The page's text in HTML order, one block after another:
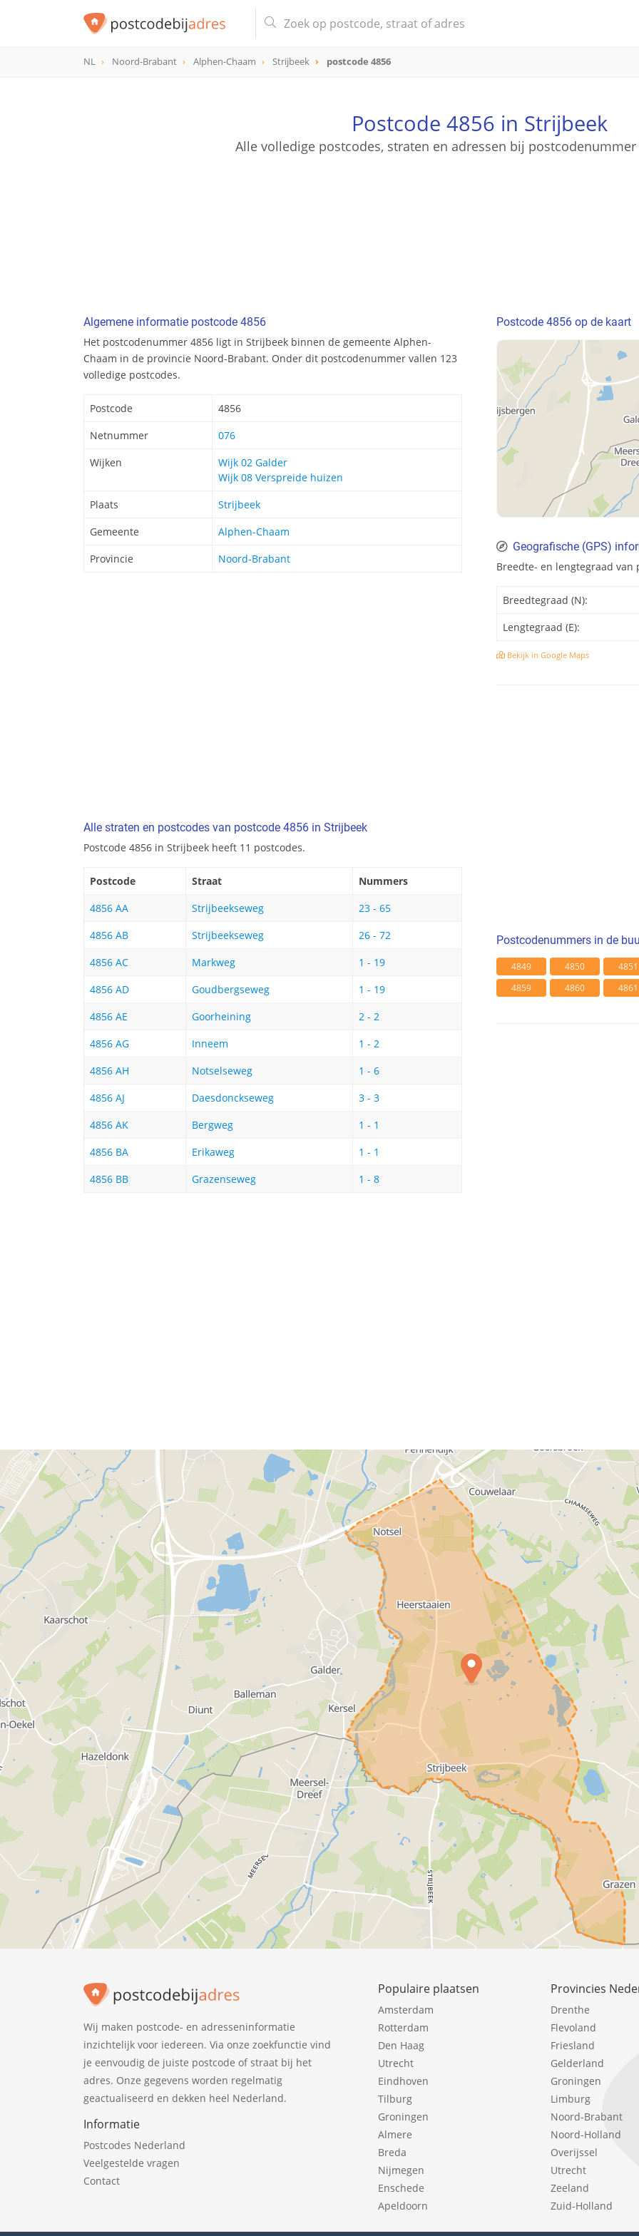
4856
NL Noord-Brabant Alphen-Chaam Strijbeek postcode 4856
Postcode 4856 in Strijbeek
Alle volledige postcodes, straten en adressen bij postcodenummer
Algemene informatie postcode 4856
Het postcodenummer 4856 ligt in Strijbeek binnen de gemeente Alphen-
Chaam in de provincie Noord-Brabant. Onder dit postcodenummer vallen 123
volledige postcodes.
Postcode
4856
Netnummer
076
Wijken
Wijk 02 Galder
Wijk 08 Verspreide huizen
Plaats
Strijbeek
Gemeente
Alphen-Chaam
Provincie
Noord-Brabant
Alle straten en postcodes van postcode 4856 in Strijbeek
Postcode 4856 in Strijbeek heeft 11 postcodes.
Postcode Straat
Nummers
4856 AA
Strijbeekseweg
23 - 65
4856 AB
Strijbeekseweg
26 - 72
4856 AC
Markweg
1 - 19
4856 AD
Goudbergseweg
1 - 19
4856 AE
Goorheining
2 - 2
4856 AG
Inneem
1 - 2
4856 AH
Notselseweg
1 - 6
4856 AJ
Daesdonckseweg
3 - 3
4856 AK
Bergweg
1 - 1
4856 BA
Erikaweg
1 - 1
4856 BB
Grazenseweg 1 - 8
Postcode 4856 op de kaart
Geografische (GPS)
Breedte- en lengtegraad van
Breedtegraad (N):
Lengtegraad (E):
Bekijk in Google Maps
Postcodenummers in de
4849 4850 4851
4859
4860 4861
Wij maken postcode- en adresseninformatie
inzichtelijk voor iedereen. Via onze zoekfunctie vind
je eenvoudig de juiste postcode of straat bij het
adres. Onze gegevens worden regelmatig
geactualiseerd en dekken heel Nederland.
Informatie
Postcodes Nederland
Veelgestelde vragen
Contact
Populaire plaatsen
Amsterdam
Rotterdam
Den Haag
Utrecht
Eindhoven
Tilburg
Groningen
Almere
Breda
Nijmegen
Enschede
Apeldoorn
Provincies
Drenthe
Flevoland
Friesland
Gelderland
Groningen
Limburg
Noord-Brabant
Noord-Holland
Overijssel
Utrecht
Zeeland
Zuid-Holland